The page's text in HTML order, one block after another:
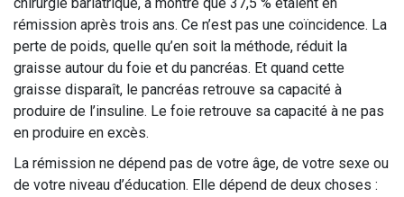
rémission après trois ans. Ce n’est pas une coïncidence. La
perte de poids, quelle qu’en soit la méthode, réduit la
graisse autour du foie et du pancréas. Et quand cette
graisse disparaît, le pancréas retrouve sa capacité à
produire de l’insuline. Le foie retrouve sa capacité à ne pas
en produire en excès.
La rémission ne dépend pas de votre âge, de votre sexe ou
de votre niveau d’éducation. Elle dépend de deux choses :